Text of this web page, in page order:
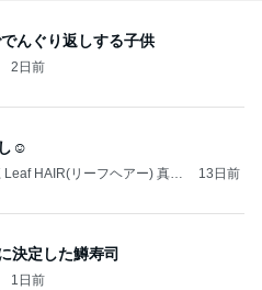
んぐり返しする子供
2日前
☺︎
HAIR(リーフヘアー) 真琴
13日前
決定した鱒寿司
1日前